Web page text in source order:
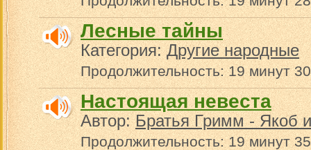
Лесные тайны
Категория:Другие народные
Продолжительность: 19 минут
Настоящая невеста
Автор:Братья Гримм - Якоб
Продолжительность: 19 минут